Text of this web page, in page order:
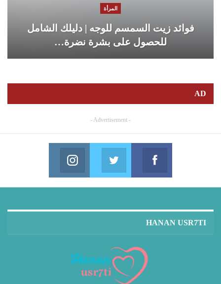
المرأة
فوائد زيت السمسم للوجه | دليلك الشامل
للحصول على بشرة نضرة…
AD
- Advertisement -
Facebook
Join us on Facebook
Twitter
Join us on Twitter
HANAN USR7TI